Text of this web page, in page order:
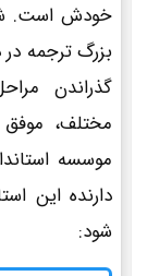
خودش است.
بزرگ ترجمه
گذراندن
مختلف،
موسسه
دارنده این
شود: